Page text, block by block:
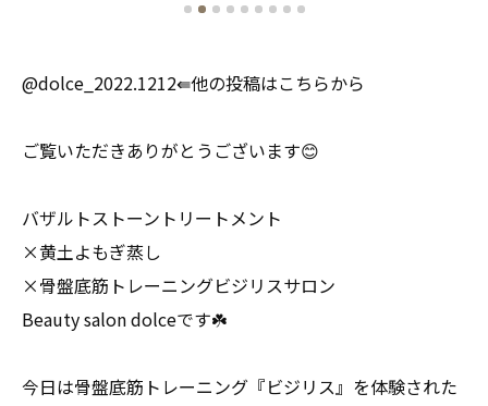
@dolce_2022.1212⇚他の投稿はこちらから
ご覧いただきありがとうございます😊
バザルトストーントリートメント
×黄土よもぎ蒸し
×骨盤底筋トレーニングビジリスサロン
Beauty salon dolceです☘️
今日は骨盤底筋トレーニング『ビジリス』を体験された